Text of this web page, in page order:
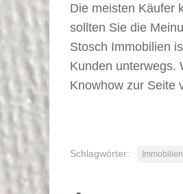
Die meisten Käufer
sollten Sie die
Stosch Immobilien
Kunden unterwegs.
Knowhow zur Seite
Schlagwörter: